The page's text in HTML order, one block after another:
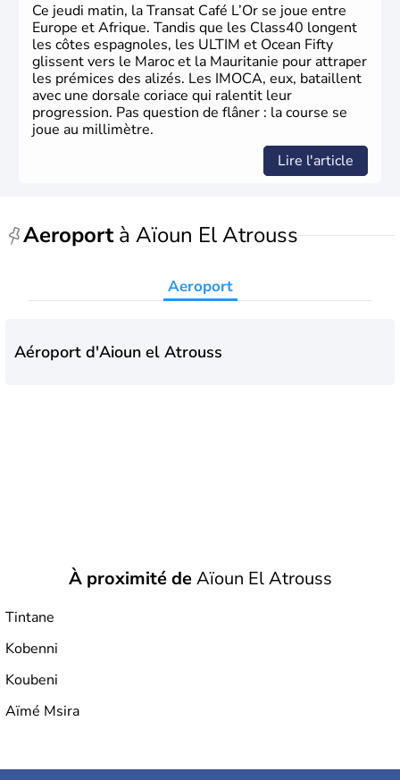
Ce jeudi matin, la Transat Café L’Or se joue entre
Europe et Afrique. Tandis que les Class40 longent
les côtes espagnoles, les ULTIM et Ocean Fifty
glissent vers le Maroc et la Mauritanie pour attraper
les prémices des alizés. Les IMOCA, eux, bataillent
avec une dorsale coriace qui ralentit leur
progression. Pas question de flâner : la course se
joue au millimètre.
Lire l'article
Aeroportà Aïoun El Atrouss
Aeroport
Aéroport d'Aioun el Atrouss
À proximité deAïoun El Atrouss
Tintane
Kobenni
Koubeni
Aïmé Msira